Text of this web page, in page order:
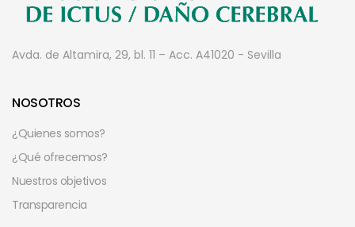
Avda. de Altamira, 29, bl. 11 – Acc. A41020 - Sevilla
NOSOTROS
¿Quienes somos?
¿Qué ofrecemos?
Nuestros objetivos
Transparencia